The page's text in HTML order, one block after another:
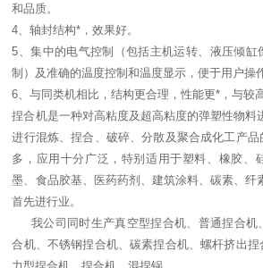
和品质。
4、轴封结构*，效果好。
5、集中的电气控制（包括主机运转、液压倾缸
制）及准确的温度控制和温度显示，便于用户操
6、与同类机相比，结构更合理，性能更*，与较
捏合机是一种对高粘度及超高粘度的弹塑性物料
进行混炼、捏合、破碎、分散及聚合成化工产
多，应用十分广泛，特别适用于塑料、橡胶、
墨、食品胶基、医药药剂、建筑涂料、碳素、纤
首先进行业。
我公司同时生产真空型捏合机、普通捏合机
合机、不锈钢捏合机、碳素捏合机、螺杆挤出